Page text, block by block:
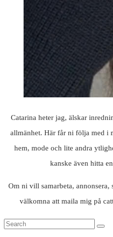
Catarina heter jag, älskar
allmänhet. Här får ni följa med i
hem, mode och lite andra
kanske även hitta
Om ni vill samarbeta, annonsera,
välkomna att maila mig på